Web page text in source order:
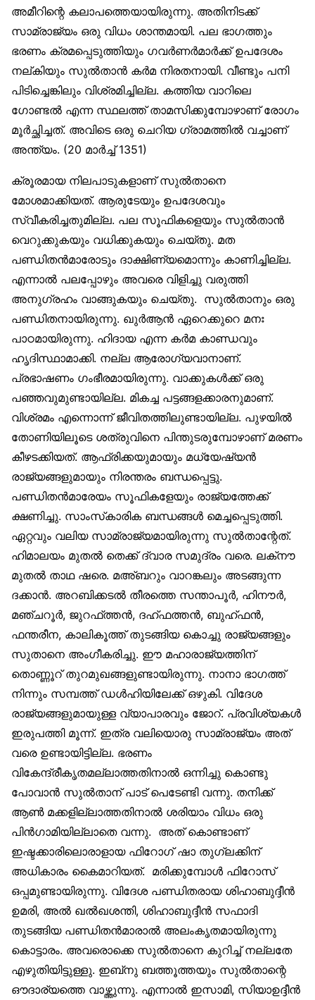
അമീറിന്റെ കലാപത്തെയായിരുന്നു. അതിനിടക്ക്
സാമ്രാജ്യം ഒരു വിധം ശാന്തമായി. പല ഭാഗത്തും
ഭരണം ക്രമപ്പെടുത്തിയും ഗവര്‍ണര്‍മാര്‍ക്ക് ഉപദേശം
നല്കിയും സുല്‍താന്‍ കര്‍മ നിരതനായി. വീണ്ടും പനി
പിടിച്ചെങ്കിലും വിശ്രമിച്ചില്ല. കത്തിയ വാറിലെ
ഗോണ്ടല്‍ എന്ന സ്ഥലത്ത് താമസിക്കുമ്പോഴാണ് രോഗം
മൂര്‍ച്ഛിച്ചത്. അവിടെ ഒരു ചെറിയ ഗ്രാമത്തില്‍ വച്ചാണ്
അന്ത്യം. (20 മാര്‍ച്ച് 1351)
ക്രൂരമായ നിലപാടുകളാണ് സുല്‍താനെ
മോശമാക്കിയത്. ആരുടേയും ഉപദേശവും
സ്വീകരിച്ചതുമില്ല. പല സൂഫികളെയും സുല്‍താന്‍
വെറുക്കുകയും വധിക്കുകയും ചെയ്തു. മത
പണ്ഡിതന്‍മാരോടും ദാക്ഷിണ്യമൊന്നും കാണിച്ചില്ല.
എന്നാല്‍ പലപ്പോഴും അവരെ വിളിച്ചു വരുത്തി
അനുഗ്രഹം വാങ്ങുകയും ചെയ്തു. സുല്‍താനും ഒരു
പണ്ഡിതനായിരുന്നു. ഖുര്‍ആന്‍ ഏറെക്കുറെ മനഃ
പാഠമായിരുന്നു. ഹിദായ എന്ന കര്‍മ കാണ്ഡവും
ഹൃദിസ്ഥാമാക്കി. നല്ല ആരോഗ്യവാനാണ്.
പ്രഭാഷണം ഗംഭീരമായിരുന്നു. വാക്കുകള്‍ക്ക് ഒരു
പഞ്ഞവുമുണ്ടായില്ല. മികച്ച പട്ടങ്ങളക്കാരനുമാണ്.
വിശ്രമം എന്നൊന്ന് ജീവിതത്തിലുണ്ടായില്ല. പുഴയില്‍
തോണിയിലൂടെ ശത്രുവിനെ പിന്തുടരുമ്പോഴാണ് മരണം
കീഴടക്കിയത്. ആഫ്രിക്കയുമായും മധ്യേഷ്യന്‍
രാജ്യങ്ങളുമായും നിരന്തരം ബന്ധപ്പെട്ടു.
പണ്ഡിതന്‍മാരേയം സൂഫികളേയും രാജ്യത്തേക്ക്
ക്ഷണിച്ചു. സാംസ്‌കാരിക ബന്ധങ്ങള്‍ മെച്ചപ്പെടുത്തി.
ഏറ്റവും വലിയ സാമ്രാജ്യമായിരുന്നു സുല്‍താന്റേത്.
ഹിമാലയം മുതല്‍ തെക്ക് ദ്വാര സമുദ്രം വരെ. ലക്‌നൗ
മുതല്‍ താഥ ഷരെ. മഅ്ബറും വാറങ്കലും അടങ്ങുന്ന
ദക്കാന്‍. അറബിക്കടല്‍ തീരത്തെ സന്താപൂര്‍, ഹിനൗര്‍,
മഞ്ചറൂര്‍, ജുറഫ്ത്തന്‍, ദഹ്ഫത്തന്‍, ബുഹ്ഫന്‍,
ഫന്തരീന, കാലികൂത്ത് തുടങ്ങിയ കൊച്ചു രാജ്യങ്ങളും
സുതാനെ അംഗീകരിച്ചു. ഈ മഹാരാജ്യത്തിന്
തൊണ്ണൂറ് തുറമുഖങ്ങളുണ്ടായിരുന്നു. നാനാ ഭാഗത്ത്
നിന്നും സമ്പത്ത് ഡള്‍ഹിയിലേക്ക് ഒഴുകി. വിദേശ
രാജ്യങ്ങളുമായുള്ള വ്യാപാരവും ജോറ്. പ്രവിശ്യകള്‍
ഇരുപത്തി മൂന്ന്. ഇത്ര വലിയൊരു സാമ്രാജ്യം അത്
വരെ ഉണ്ടായിട്ടില്ല. ഭരണം
വികേന്ദ്രീകൃതമല്ലാത്തതിനാല്‍ ഒന്നിച്ചു കൊണ്ടു
പോവാന്‍ സുല്‍താന് പാട് പെടേണ്ടി വന്നു. തനിക്ക്
ആണ്‍ മക്കളില്ലാത്തതിനാല്‍ ശരിയാം വിധം ഒരു
പിന്‍ഗാമിയില്ലാതെ വന്നു. അത് കൊണ്ടാണ്
ഇഷ്ടക്കാരിലൊരാളായ ഫിറോഗ് ഷാ തുഗ്ലക്കിന്
അധികാരം കൈമാറിയത്. മരിക്കുമ്പോള്‍ ഫിറോസ്
ഒപ്പമുണ്ടായിരുന്നു. വിദേശ പണ്ഡിതരായ ശിഹാബുദ്ദീന്‍
ഉമരി, അല്‍ ഖല്‍ഖശന്തി, ശിഹാബുദ്ദീന്‍ സഫാദി
തുടങ്ങിയ പണ്ഡിതന്‍മാരാല്‍ അലംകൃതമായിരുന്നു
കൊട്ടാരം. അവരൊക്കെ സുല്‍താനെ കുറിച്ച് നല്ലതേ
എഴുതിയിട്ടുള്ളു. ഇബ്‌നു ബത്തൂത്തയും സുല്‍താന്റെ
ഔദാര്യത്തെ വാഴ്ത്തുന്നു. എന്നാല്‍ ഇസാമി, സിയാഉദ്ദീന്‍